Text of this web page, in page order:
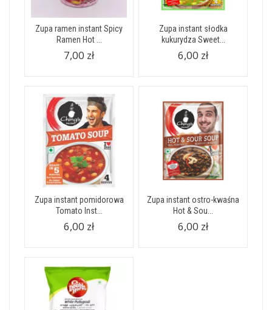
Zupa ramen instant Spicy
Ramen Hot ...
7,00 zł
Zupa instant słodka
kukurydza Sweet...
6,00 zł
Zupa instant pomidorowa
Tomato Inst...
6,00 zł
Zupa instant ostro-kwaśna
Hot & Sou...
6,00 zł